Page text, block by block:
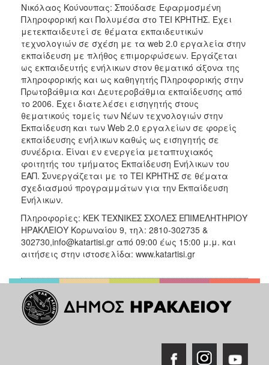
Νικόλαος Κούνουπας: Σπούδασε Εφαρμοσμένη
Πληροφορική και Πολυμέσα στο ΤΕΙ ΚΡΗΤΗΣ. Έχει
μετεκπαιδευτεί σε θέματα εκπαιδευτικών
τεχνολογιών σε σχέση με τα web 2.0 εργαλεία στην
εκπαίδευση με πλήθος επιμορφώσεων. Εργάζεται
ως εκπαιδευτής ενήλικων στον θεματικό άξονα της
πληροφορικής και ως καθηγητής Πληροφορικής στην
Πρωτοβάθμια και Δευτεροβάθμια εκπαίδευσης από
το 2006. Έχει διατελέσει εισηγητής στους
θεματικούς τομείς των Νέων τεχνολογιών στην
Εκπαίδευση και των Web 2.0 εργαλείων σε φορείς
εκπαίδευσης ενήλικων καθώς ως εισηγητής σε
συνέδρια. Είναι εν ενεργεία μεταπτυχιακός
φοιτητής του τμήματος Εκπαίδευση Ενήλικων του
ΕΑΠ. Συνεργάζεται με το ΤΕΙ ΚΡΗΤΗΣ σε θέματα
σχεδιασμού προγραμμάτων για την Εκπαίδευση
Ενήλικων.
Πληροφορίες: ΚΕΚ ΤΕΧΝΙΚΕΣ ΣΧΟΛΕΣ ΕΠΙΜΕΛΗΤΗΡΙΟΥ
ΗΡΑΚΛΕΙΟΥ Κορωναίου 9, τηλ: 2810-302735 &
302730,info@katartisi.gr από 09:00 έως 15:00 μ.μ. και
αιτήσεις στην ιστοσελίδα: www.katartisi.gr